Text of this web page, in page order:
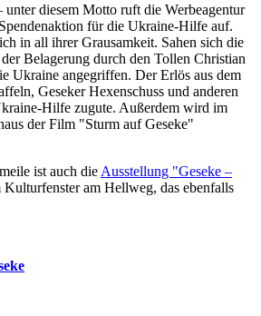
diesem Motto ruft die Werbeagentur
für die Ukraine-Hilfe auf.
in all ihrer Grausamkeit. Sahen sich die
Belagerung durch den Tollen Christian
Ukraine angegriffen. Der Erlös aus dem
Geseker Hexenschuss und anderen
Hilfe zugute. Außerdem wird im
der Film "Sturm auf Geseke"
ist auch die Ausstellung "Geseke –
Kulturfenster am Hellweg, das ebenfalls